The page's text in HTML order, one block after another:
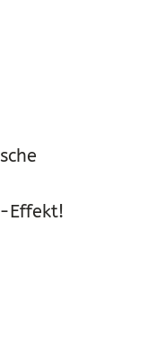
Effekt!